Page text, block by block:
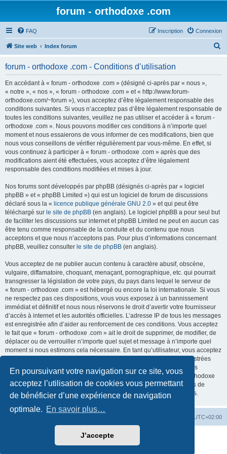
En poursuivant votre navigation sur ce site, vous
acceptez l’utilisation de cookies vous permettant
de bénéficier d’une expérience de navigation
optimale. En savoir plus…
J’accepte
forum - orthodoxe .com
FAQ Connexion
Inscription
Site web Index forum
forum - orthodoxe .com - Conditions d’utilisation
En accédant à « forum - orthodoxe .com » (désigné ci-après par « nous »,
« notre », « nos », « forum - orthodoxe .com » et « http://www.forum-
orthodoxe.com/~forum »), vous acceptez d’être légalement responsable des
conditions suivantes. Si vous n’acceptez pas d’être légalement responsable de
toutes les conditions suivantes, veuillez ne pas utiliser et accéder à « forum -
orthodoxe .com ». Nous pouvons modifier ces conditions à n’importe quel
moment et nous essaierons de vous informer de ces modifications, bien que
nous vous conseillons de vérifier régulièrement par vous-même. En effet, si
vous continuez à participer à « forum - orthodoxe .com » après que des
modifications aient été effectuées, vous acceptez d’être légalement
responsable des conditions modifiées et mises à jour.
Nos forums sont développés par phpBB (désignés ci-après par « logiciel
phpBB » et « phpBB Limited ») qui est un logiciel de forum de discussions
déclaré sous la « licence publique générale GNU 2.0 » et qui peut être
téléchargé sur le site de phpBB (en anglais). Le logiciel phpBB a pour seul but
de faciliter les discussions sur internet et phpBB Limited ne peut en aucun cas
être tenu comme responsable de la conduite et du contenu que nous
acceptons et que nous n’acceptons pas. Pour plus d’informations concernant
phpBB, veuillez consulter le site de phpBB (en anglais).
Vous acceptez de ne publier aucun contenu à caractère abusif, obscène,
vulgaire, diffamatoire, choquant, menaçant, pornographique, etc. qui pourrait
transgresser la législation de votre pays, du pays dans lequel le serveur de
« forum - orthodoxe .com » est hébergé ou encore la loi internationale. Si vous
ne respectez pas ces dispositions, vous vous exposez à un bannissement
immédiat et définitif et nous nous réservons le droit d’avertir votre fournisseur
d’accès à internet et les autorités officielles. L’adresse IP de tous les messages
est enregistrée afin d’aider au renforcement de ces conditions. Vous acceptez
le fait que « forum - orthodoxe .com » ait le droit de supprimer, de modifier, de
déplacer ou de verrouiller n’importe quel sujet et message à n’importe quel
moment si nous estimons cela nécessaire. En tant qu’utilisateur, vous acceptez
que toutes les informations que vous avez renseignées soient enregistrées
dans notre base de données. Bien que ces informations ne seront pas
diffusées à une tierce partie sans votre consentement, ni « forum - orthodoxe
.com », ni phpBB, ne pourront être tenus comme responsables en cas de
tentative de piratage informatique visant à compromettre vos données.
UTC+02:00
phpBB® Forum Software © phpBB Limited
©